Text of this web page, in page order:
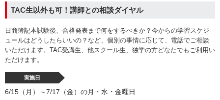
TAC生以外も可！講師との相談ダイヤル
日商簿記本試験後、合格発表まで何をするべきか？今からの学習スケジ
ュールはどうしたらいいの？など、個別の事情に応じて、電話でご相談
いただけます。TAC受講生、他スクール生、独学の方どなたでもご利用い
ただけます。
実施日
6/15（月）～7/17（金）の月・水・金曜日